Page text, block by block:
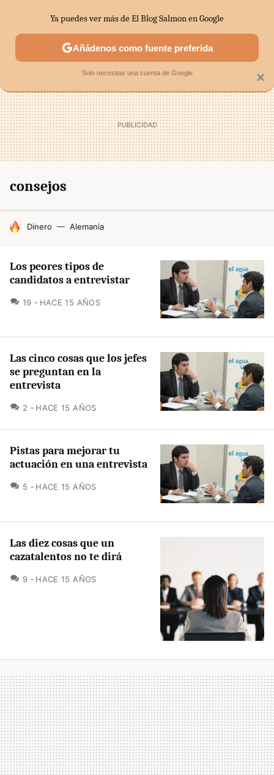
SECTORES ECONOMÍA DOMÉSTICA MERCADOS
consejos
HOY SE HABLA DE
Dinero Alemania
Los peores tipos de
candidatos a entrevistar
19 COMENTARIOS
HACE 15 AÑOS
Las cinco cosas que los jefes
se preguntan en la
entrevista
2 COMENTARIOS
HACE 15 AÑOS
Pistas para mejorar tu
actuación en una entrevista
5 COMENTARIOS
HACE 15 AÑOS
Las diez cosas que un
cazatalentos no te dirá
9 COMENTARIOS
HACE 15 AÑOS
×
Ya puedes ver más de El Blog Salmon en Google
Añádenos como fuente preferida
Solo necesitas una cuenta de Google